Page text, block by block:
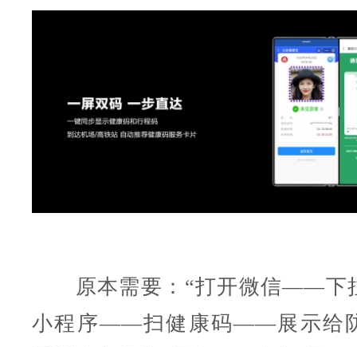
原本需要：“打开微信——下
小程序——扫健康码——展示给